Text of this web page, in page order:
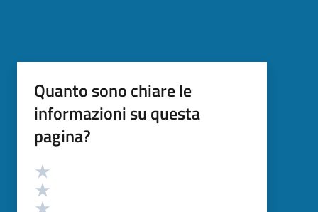
Quanto sono chiare le
informazioni su questa
pagina?
Valutazione